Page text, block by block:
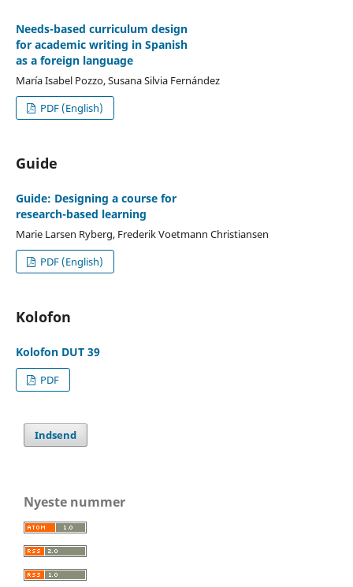
Needs-based curriculum design
for academic writing in Spanish
as a foreign language
María Isabel Pozzo, Susana Silvia Fernández
PDF (English)
Guide
Guide: Designing a course for
research-based learning
Marie Larsen Ryberg, Frederik Voetmann Christiansen
PDF (English)
Kolofon
Kolofon DUT 39
PDF
Indsend
Nyeste nummer